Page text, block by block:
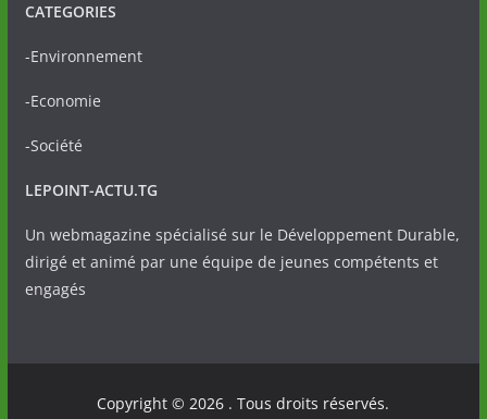
CATEGORIES
-Environnement
-Economie
-Société
LEPOINT-ACTU.TG
Un webmagazine spécialisé sur le Développement Durable,
dirigé et animé par une équipe de jeunes compétents et
engagés
Copyright © 2026 . Tous droits réservés.